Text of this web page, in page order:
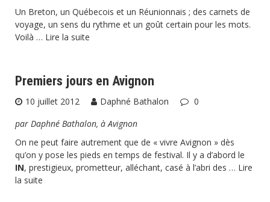
Un Breton, un Québecois et un Réunionnais ; des carnets de
voyage, un sens du rythme et un goût certain pour les mots.
Voilà … Lire la suite
Premiers jours en Avignon
10 juillet 2012 Daphné Bathalon
0
par Daphné Bathalon, à Avignon
On ne peut faire autrement que de « vivre Avignon » dès
qu’on y pose les pieds en temps de festival. Il y a d’abord le
IN, prestigieux, prometteur, alléchant, casé à l’abri des … Lire
la suite